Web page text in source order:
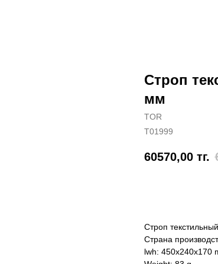
Строп
мм
TOR
T01999
60570,00 тг.
Строп
Страна
lwh: 450x240x170